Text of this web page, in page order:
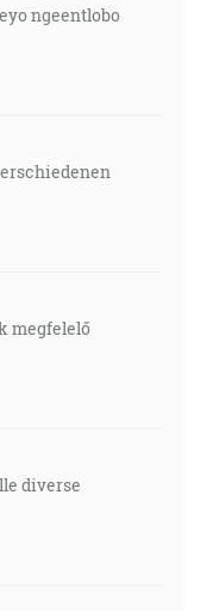
ngeentlobo
megfelelő
diverse